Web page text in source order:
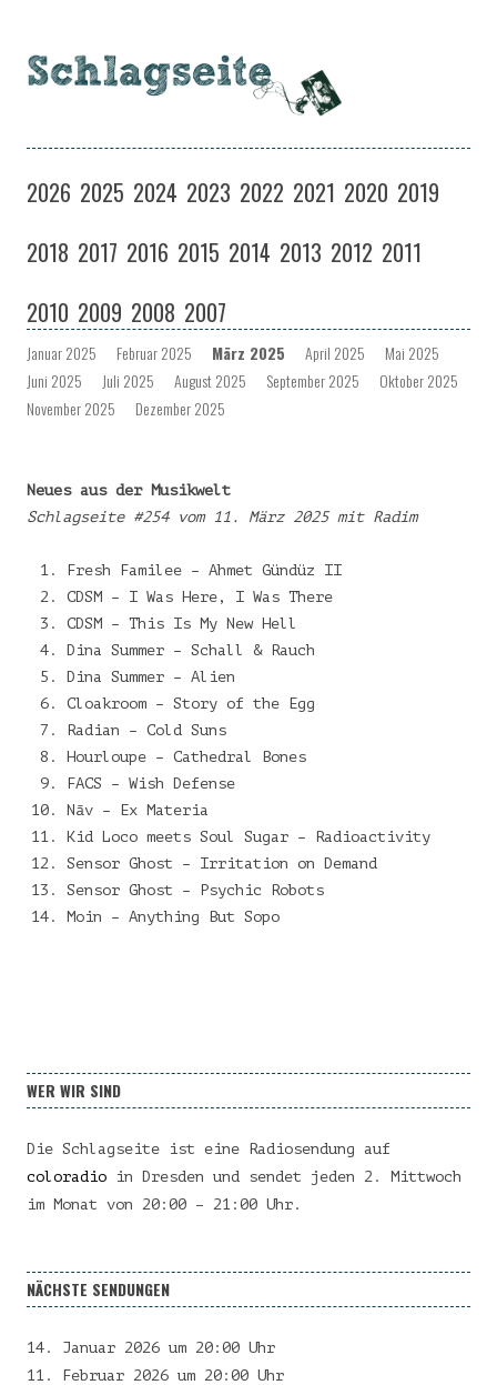
Zum
springen
2026 2025 2024 2023 2022 2021 2020 2019
2018 2017 2016 2015 2014 2013 2012 2011
2010 2009 2008 2007
Januar 2025 Februar 2025 März 2025 April 2025
Mai 2025
Juni 2025
Juli 2025 August 2025 September 2025
Oktober 2025
November 2025
Dezember 2025
Neues aus der Musikwelt
Schlagseite #254 vom 11. März 2025 mit Radim
Fresh Familee – Ahmet Gündüz II
CDSM – I Was Here, I Was There
CDSM – This Is My New Hell
Dina Summer – Schall & Rauch
Dina Summer – Alien
Cloakroom – Story of the Egg
Radian – Cold Suns
Hourloupe – Cathedral Bones
FACS – Wish Defense
Nāv – Ex Materia
Kid Loco meets Soul Sugar – Radioactivity
Sensor Ghost – Irritation on Demand
Sensor Ghost – Psychic Robots
Moin – Anything But Sopo
WER WIR SIND
Die Schlagseite ist eine Radiosendung auf
coloradio in Dresden und sendet jeden 2. Mittwoch
im Monat von 20:00 – 21:00 Uhr.
NÄCHSTE SENDUNGEN
14. Januar 2026 um 20:00 Uhr
11. Februar 2026 um 20:00 Uhr